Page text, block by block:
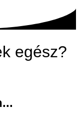
egész?